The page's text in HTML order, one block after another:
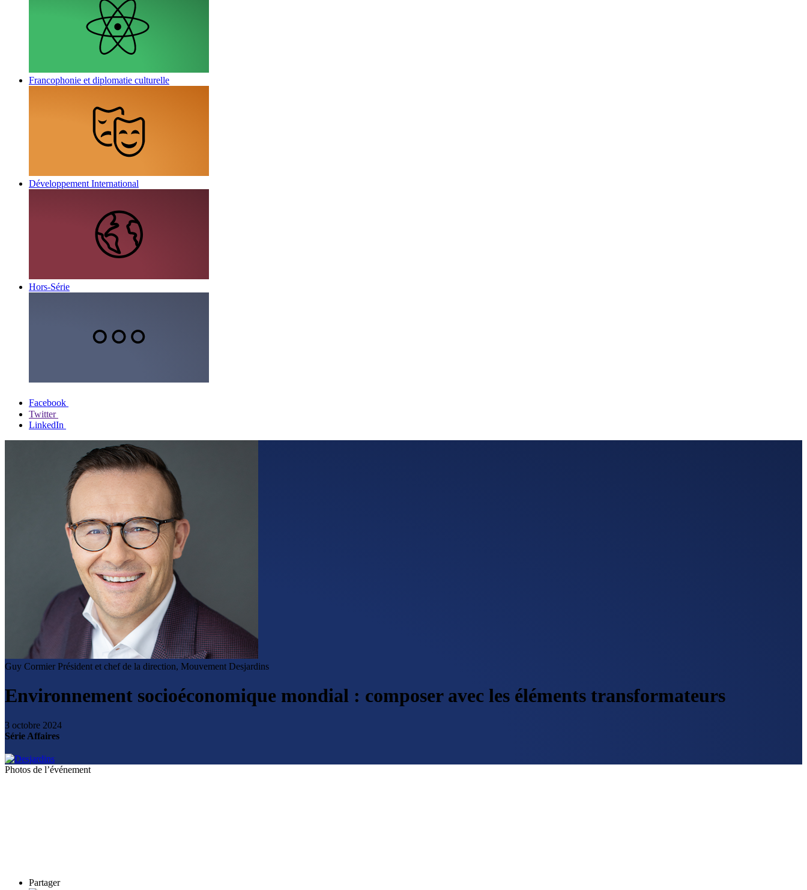
Francophonie et diplomatie culturelle
Développement International
Hors-Série
Facebook
Twitter
LinkedIn
Guy Cormier Président et chef de la direction, Mouvement Desjardins
Environnement socioéconomique mondial : composer avec les éléments transformateurs
3 octobre 2024
Série Affaires
Photos de l’événement
Partager